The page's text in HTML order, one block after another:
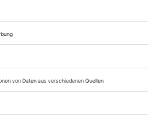
Tobias Kratzer
«Walküre»
Theatralität von
Jetzt kostenlos lesen